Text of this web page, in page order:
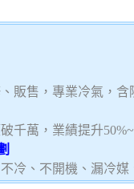
販售，專業冷氣，
千萬，業績提升
冷、不開機、漏冷